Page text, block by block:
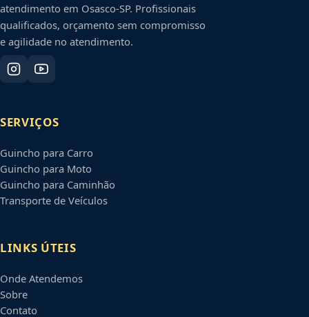
atendimento em Osasco-SP. Profissionais
qualificados, orçamento sem compromisso
e agilidade no atendimento.
SERVIÇOS
Guincho para Carro
Guincho para Moto
Guincho para Caminhão
Transporte de Veículos
LINKS ÚTEIS
Onde Atendemos
Sobre
Contato